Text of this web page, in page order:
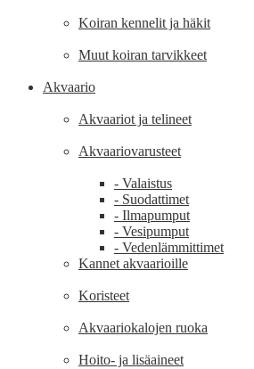
Koiran kennelit ja häkit
Muut koiran tarvikkeet
Akvaario
Akvaariot ja telineet
Akvaariovarusteet
- Valaistus
- Suodattimet
- Ilmapumput
- Vesipumput
- Vedenlämmittimet
Kannet akvaarioille
Koristeet
Akvaariokalojen ruoka
Hoito- ja lisäaineet